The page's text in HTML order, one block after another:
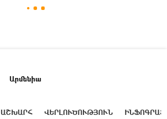
Արմենիա
ԱՇԽԱՐՀ ՎԵՐԼՈՒԾՈՒԹՅՈՒՆ